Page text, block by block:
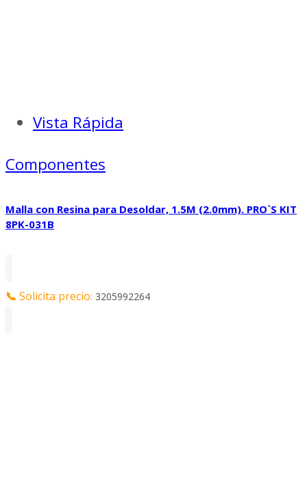
Vista Rápida
Componentes
Malla con Resina para Desoldar, 1.5M (2.0mm). PRO`S KIT
8PK-031B
📞 Solicita precio: 3205992264